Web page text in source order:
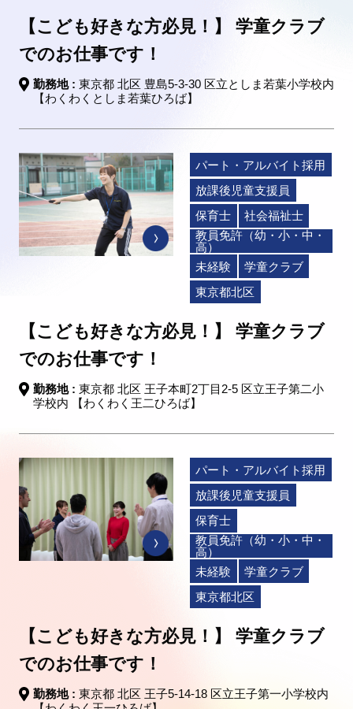
【こども好きな方必見！】 学童クラブ
でのお仕事です！
勤務地 : 東京都 北区 豊島5-3-30 区立としま若葉小学校内
【わくわくとしま若葉ひろば】
パート・アルバイト採用
放課後児童支援員
保育士
社会福祉士
教員免許（幼・小・中・
高）
未経験
学童クラブ
東京都北区
【こども好きな方必見！】 学童クラブ
でのお仕事です！
勤務地 : 東京都 北区 王子本町2丁目2-5 区立王子第二小
学校内 【わくわく王二ひろば】
パート・アルバイト採用
放課後児童支援員
保育士
教員免許（幼・小・中・
高）
未経験
学童クラブ
東京都北区
【こども好きな方必見！】 学童クラブ
でのお仕事です！
勤務地 : 東京都 北区 王子5-14-18 区立王子第一小学校内